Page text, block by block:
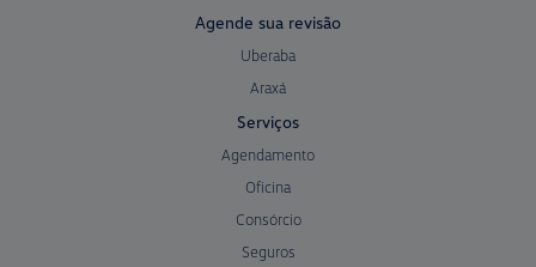
Agende sua revisão
Uberaba
Araxá
Serviços
Agendamento
Oficina
Consórcio
Seguros